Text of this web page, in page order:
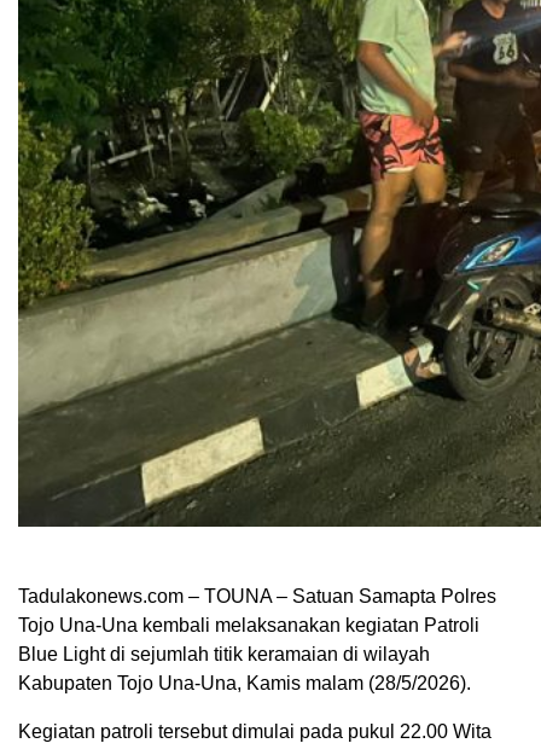
Tadulakonews.com – TOUNA – Satuan Samapta Polres
Tojo Una-Una kembali melaksanakan kegiatan Patroli
Blue Light di sejumlah titik keramaian di wilayah
Kabupaten Tojo Una-Una, Kamis malam (28/5/2026).
Kegiatan patroli tersebut dimulai pada pukul 22.00 Wita